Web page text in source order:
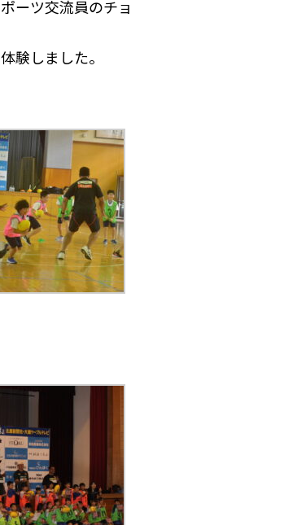
ーツ交流員のチョ
験しました。